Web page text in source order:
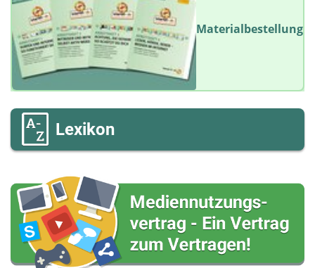
Materialbestellung
Lexikon